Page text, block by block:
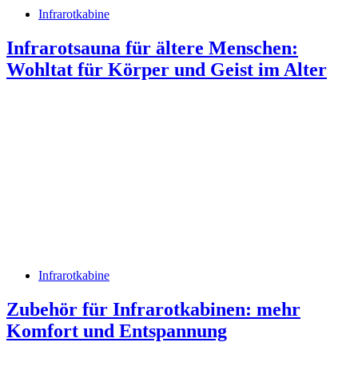
Infrarotkabine
Infrarotsauna für ältere Menschen:
Wohltat für Körper und Geist im Alter
Infrarotkabine
Zubehör für Infrarotkabinen: mehr
Komfort und Entspannung